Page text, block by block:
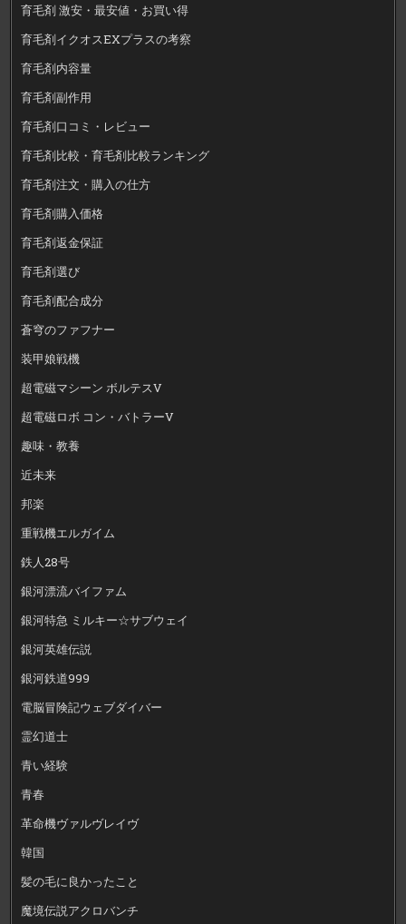
育毛剤 激安・最安値・お買い得
育毛剤イクオスEXプラスの考察
育毛剤内容量
育毛剤副作用
育毛剤口コミ・レビュー
育毛剤比較・育毛剤比較ランキング
育毛剤注文・購入の仕方
育毛剤購入価格
育毛剤返金保証
育毛剤選び
育毛剤配合成分
蒼穹のファフナー
装甲娘戦機
超電磁マシーン ボルテスV
超電磁ロボ コン・バトラーV
趣味・教養
近未来
邦楽
重戦機エルガイム
鉄人28号
銀河漂流バイファム
銀河特急 ミルキー☆サブウェイ
銀河英雄伝説
銀河鉄道999
電脳冒険記ウェブダイバー
霊幻道士
青い経験
青春
革命機ヴァルヴレイヴ
韓国
髪の毛に良かったこと
魔境伝説アクロバンチ